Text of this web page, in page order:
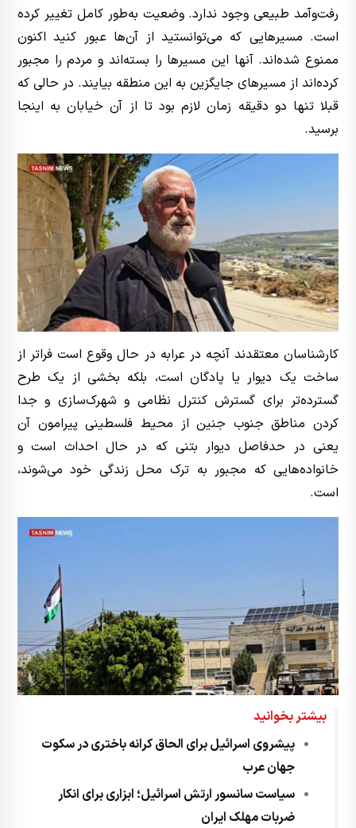
رفت‌وآمد طبیعی وجود ندارد. وضعیت به‌طور کامل تغییر کرده
است. مسیرهایی که می‌توانستید از آن‌ها عبور کنید اکنون
ممنوع شده‌اند. آنها این مسیرها را بسته‌اند و مردم را مجبور
کرده‌اند از مسیرهای جایگزین به این منطقه بیایند. در حالی که
قبلا تنها دو دقیقه زمان لازم بود تا از آن خیابان به اینجا
برسید.
کارشناسان معتقدند آنچه در عرابه در حال وقوع است فراتر از
ساخت یک دیوار یا پادگان است، بلکه بخشی از یک طرح
گسترده‌تر برای گسترش کنترل نظامی و شهرک‌سازی و جدا
کردن مناطق جنوب جنین از محیط فلسطینی پیرامون آن
یعنی در حدفاصل دیوار بتنی که در حال احداث است و
خانواده‌هایی که مجبور به ترک محل زندگی خود می‌شوند،
است.
بیشتر بخوانید
پیشروی اسرائیل برای الحاق کرانه باختری در سکوت
جهان عرب
سیاست سانسور ارتش اسرائیل؛ ابزاری برای انکار
ضربات مهلک ایران